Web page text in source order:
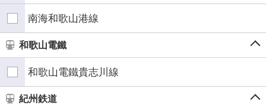
南海和歌山港線
和歌山電鐵
和歌山電鐵貴志川線
紀州鉄道